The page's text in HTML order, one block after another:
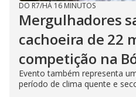
DO R7/HÁ 16 MINUTOS
Mergulhadores
cachoeira de 22
competição na
Evento também representa
período de clima quente e